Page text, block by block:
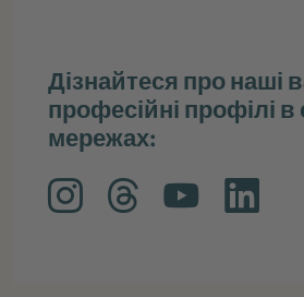
Дізнайтеся про наші
професійні профілі
мережах: